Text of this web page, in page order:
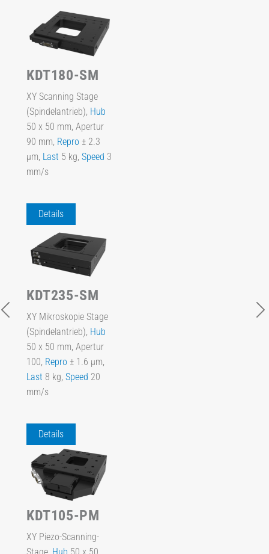
KDT180-SM
XY Scanning Stage
(Spindelantrieb), Hub
50 x 50 mm, Apertur
90 mm, Repro ± 2.3
µm, Last 5 kg, Speed 3
mm/s
Details
KDT235-SM
XY Mikroskopie Stage
(Spindelantrieb), Hub
50 x 50 mm, Apertur
100, Repro ± 1.6 µm,
Last 8 kg, Speed 20
mm/s
Details
KDT105-PM
XY Piezo-Scanning-